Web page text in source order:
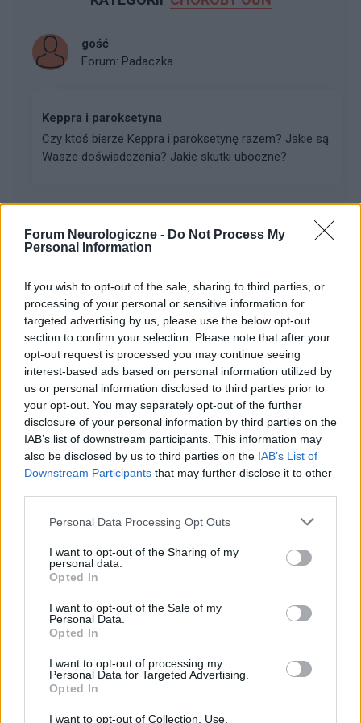
Forum Neurologiczne - Do Not Process My
Personal Information
If you wish to opt-out of the sale, sharing to third parties, or
processing of your personal or sensitive information for
targeted advertising by us, please use the below opt-out
section to confirm your selection. Please note that after your
opt-out request is processed you may continue seeing
interest-based ads based on personal information utilized by
us or personal information disclosed to third parties prior to
your opt-out. You may separately opt-out of the further
disclosure of your personal information by third parties on the
IAB’s list of downstream participants. This information may
also be disclosed by us to third parties on the IAB’s List of
Downstream Participants that may further disclose it to other
Personal Data Processing Opt Outs
I want to opt-out of the Sharing of my
personal data.
Opted In
I want to opt-out of the Sale of my
Personal Data.
Opted In
I want to opt-out of processing my
Personal Data for Targeted Advertising.
Opted In
I want to opt-out of Collection, Use,
gość
Forum: Padaczka
Keppra i paroksetyna
Czy ktoś bierze Keppra i paroksetynę razem? Jakie są
Wasze doświadczenia? Jakie skutki uboczne?
Forum:Neurologia - forum dla rodziny i pacjenta
Uszkodzony nerw strzałkowy lewej nogi po
operacji kręgosłupa lędźwiowego
Dzień dobry wszystkim, potrzebuję pilnej podpowiedzi,
diagnozy,..bo może ktoś niestety ma bądź miał i
przechodził podobny przypadek a mianowicie jestem
po operacji 4 tej kręgosłupa lędźwiowego. Trzy...
gość
Forum:Neurologia - forum dla rodziny i pacjenta
Witam.Zmagam się z guzem przysadki mózgowej.
Problem ze wzrokiem ,bol głowy..Operację miałam w
2001r.Jednak po 0,5 roku zrobiłam kontrolny rezonans
,okazało się, że guz umiejscowiony na skrzyżowaniu...
Forum:Padaczka
Odstawienie leków